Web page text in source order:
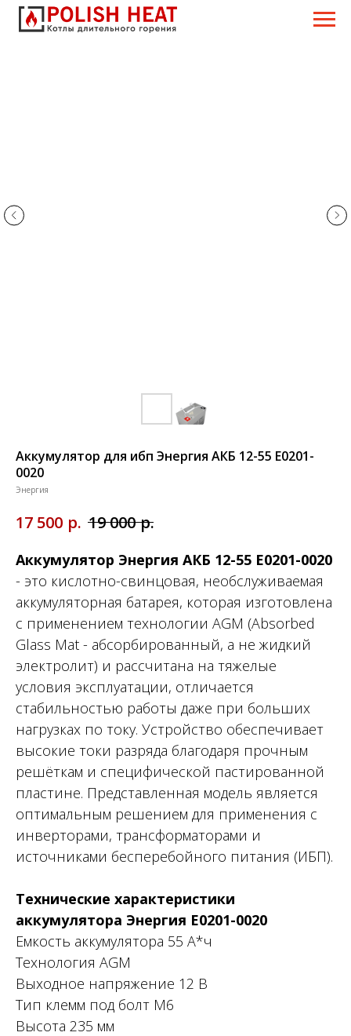
Аккумулятор для ибп Энергия АКБ 12-55 Е0201-
0020
Энергия
17 500 р. 19 000 р.
Аккумулятор Энергия АКБ 12-55 Е0201-0020
- это кислотно-свинцовая, необслуживаемая
аккумуляторная батарея, которая изготовлена
с применением технологии AGM (Absorbed
Glass Mat - абсорбированный, а не жидкий
электролит) и рассчитана на тяжелые
условия эксплуатации, отличается
стабильностью работы даже при больших
нагрузках по току. Устройство обеспечивает
высокие токи разряда благодаря прочным
решёткам и специфической пастированной
пластине. Представленная модель является
оптимальным решением для применения с
инверторами, трансформаторами и
источниками бесперебойного питания (ИБП).
Технические характеристики
аккумулятора Энергия Е0201-0020
Емкость аккумулятора 55 А*ч
Технология AGM
Выходное напряжение 12 В
Тип клемм под болт М6
Высота 235 мм